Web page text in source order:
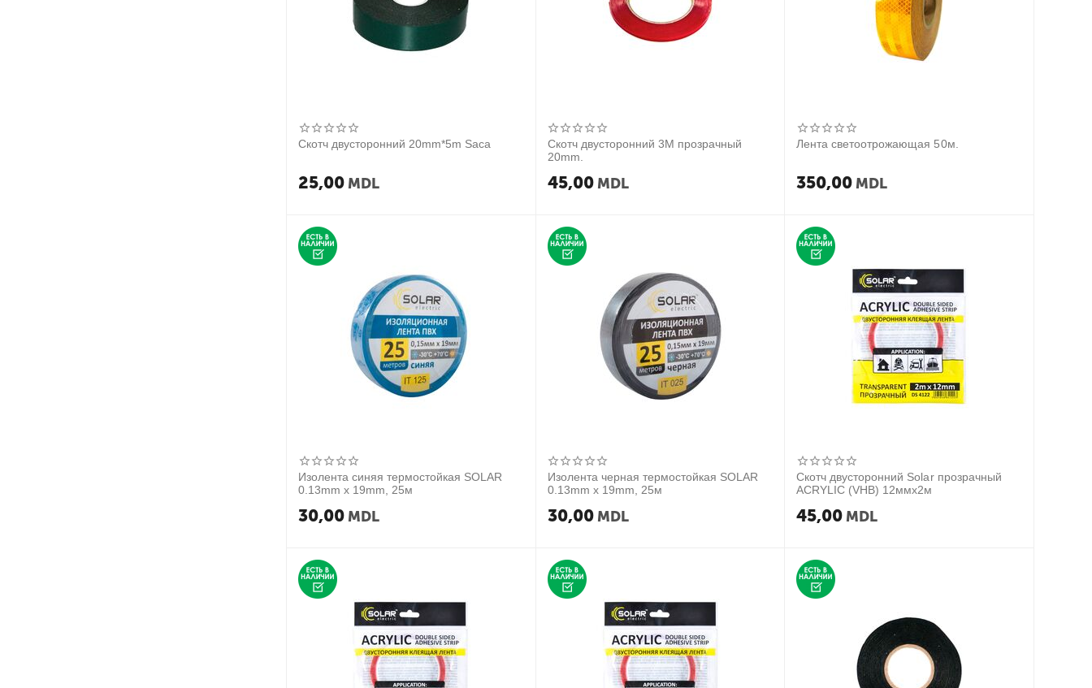
Скотч двусторонний 20mm*5m Saca
25,00 MDL
Скотч двусторонний 3М прозрачный
20mm.
45,00 MDL
Лента светоотрожающая 50м.
350,00 MDL
Изолента синяя термостойкая SOLAR
0.13mm x 19mm, 25м
30,00 MDL
Изолента черная термостойкая SOLAR
0.13mm x 19mm, 25м
30,00 MDL
Скотч двусторонний Solar прозрачный
ACRYLIC (VHB) 12ммx2м
45,00 MDL